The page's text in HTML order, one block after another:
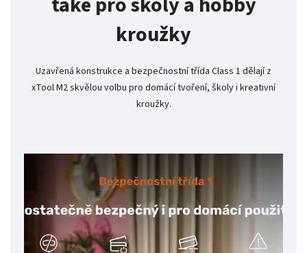
kroužky
Uzavřená konstrukce a bezpečnostní třída Class 1 dělají z
xTool M2 skvělou volbu pro domácí tvoření, školy i kreativní
kroužky.